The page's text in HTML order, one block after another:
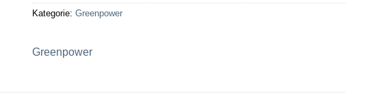
Kategorie: Greenpower
Greenpower